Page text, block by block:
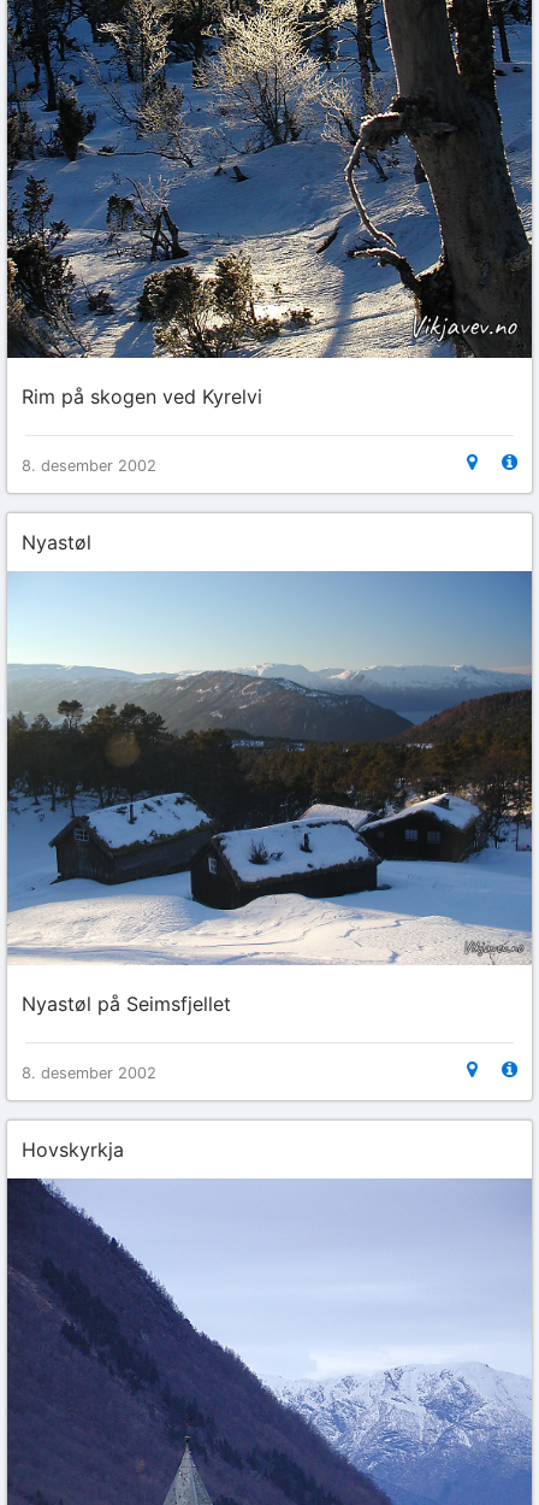
Rim på skogen ved Kyrelvi
8. desember 2002
Nyastøl
Nyastøl på Seimsfjellet
8. desember 2002
Hovskyrkja